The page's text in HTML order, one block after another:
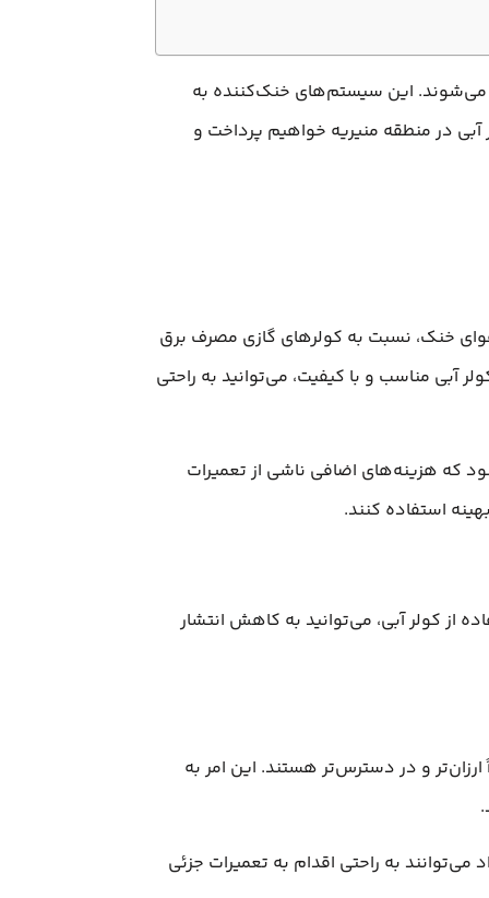
می‌شوند. این سیستم‌های خنک‌کننده به
آبی در منطقه منیریه خواهیم پرداخت و
خنک، نسبت به کولرهای گازی مصرف برق
آبی مناسب و با کیفیت، می‌توانید به راحتی
که هزینه‌های اضافی ناشی از تعمیرات
استفاده کنند.
از کولر آبی، می‌توانید به کاهش انتشار
و در دسترس‌تر هستند. این امر به
به راحتی اقدام به تعمیرات جزئی